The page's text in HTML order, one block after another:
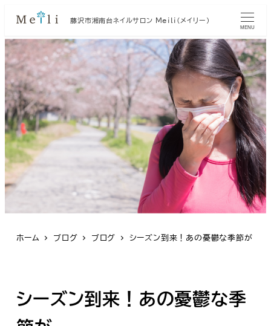
藤沢市湘南台ネイルサロン Meili（メイリー）
MENU
ホーム ブログ ブログ シーズン到来！あの憂鬱な季節が
シーズン到来！あの憂鬱な季